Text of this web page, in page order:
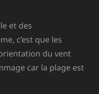
et des
c’est que les
du vent
car la plage est